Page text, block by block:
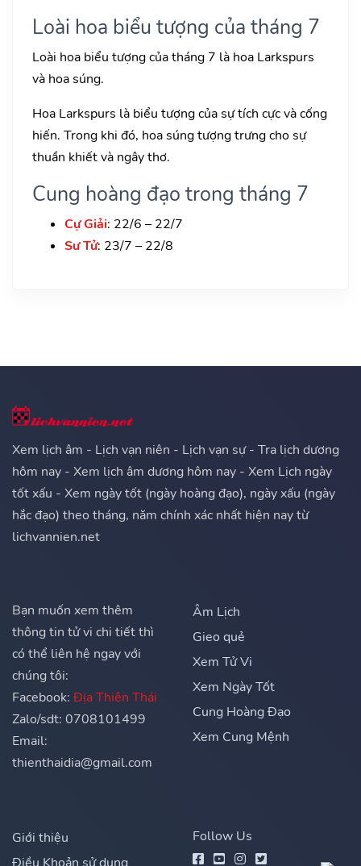
Loài hoa biểu tượng của tháng 7
Loài hoa biểu tượng của tháng 7 là hoa Larkspurs
và hoa súng.
Hoa Larkspurs là biểu tượng của sự tích cực và cống
hiến. Trong khi đó, hoa súng tượng trưng cho sự
thuần khiết và ngây thơ.
Cung hoàng đạo trong tháng 7
Cự Giải: 22/6 – 22/7
Sư Tử: 23/7 – 22/8
Xem lịch âm - Lịch vạn niên - Lịch vạn sự - Tra lịch dương
hôm nay - Xem lịch âm dương hôm nay - Xem Lịch ngày
tốt xấu - Xem ngày tốt (ngày hoàng đạo), ngày xấu (ngày
hắc đạo) theo tháng, năm chính xác nhất hiện nay từ
lichvannien.net
Bạn muốn xem thêm
thông tin tử vi chi tiết thì
có thể liên hệ ngay với
chúng tôi:
Facebook: Địa Thiên Thái
Zalo/sdt: 0708101499
Email:
thienthaidia@gmail.com
Âm Lịch
Gieo quẻ
Xem Tử Vi
Xem Ngày Tốt
Cung Hoàng Đạo
Xem Cung Mệnh
Giới thiệu
Follow Us